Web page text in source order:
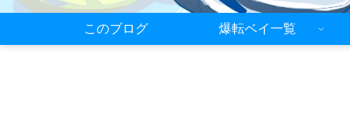
このブログ 爆転ベイ一覧